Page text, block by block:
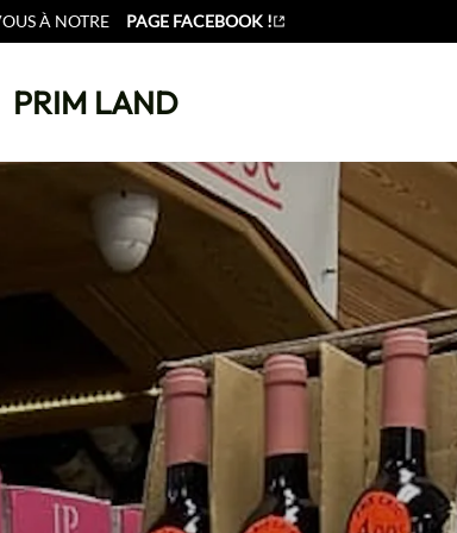
À NOTRE PAGE FACEBOOK !
PRIM LAND